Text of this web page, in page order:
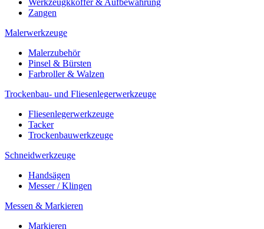
Zangen
Malerwerkzeuge
Malerzubehör
Pinsel & Bürsten
Farbroller & Walzen
Trockenbau- und Fliesenlegerwerkzeuge
Fliesenlegerwerkzeuge
Tacker
Trockenbauwerkzeuge
Schneidwerkzeuge
Handsägen
Messer / Klingen
Messen & Markieren
Markieren